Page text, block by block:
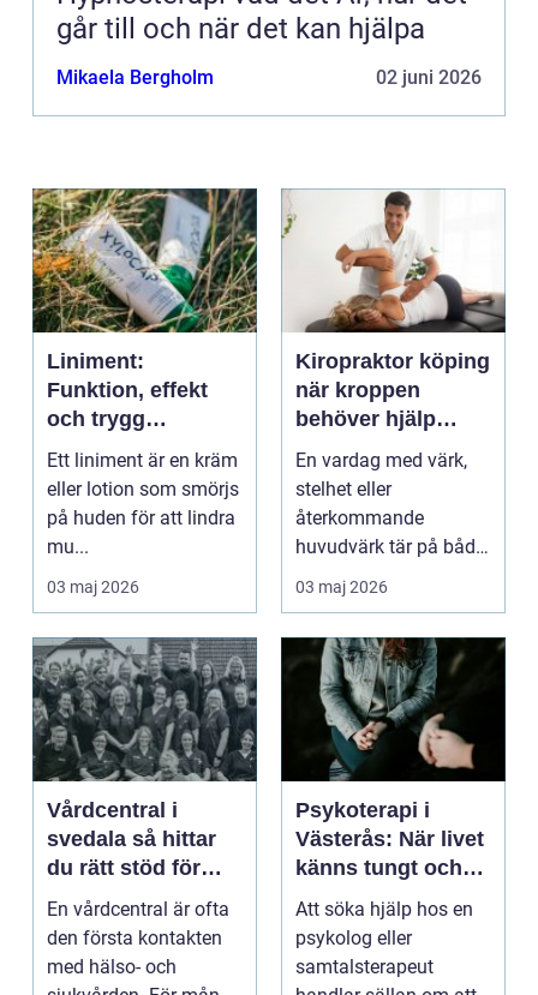
går till och när det kan hjälpa
Mikaela Bergholm 02 juni 2026
Liniment:
Funktion, effekt
och trygg
användning
Ett liniment är en kräm
eller lotion som smörjs
på huden för att lindra
mu...
03 maj 2026
Kiropraktor köping
när kroppen
behöver hjälp
tillbaka
En vardag med värk,
stelhet eller
återkommande
huvudvärk tär på både
ork och humör. Många
går länge ...
03 maj 2026
Vårdcentral i
svedala så hittar
du rätt stöd för
hela familjen
En vårdcentral är ofta
den första kontakten
med hälso- och
Psykoterapi i
Västerås: När livet
känns tungt och
du behöver prata
med någon
Att söka hjälp hos en
psykolog eller
samtalsterapeut